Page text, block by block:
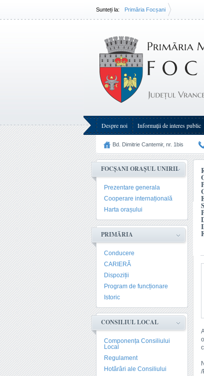
Sunteți la: Primăria Focșani
Despre noi Informații de interes public
Bd. Dimitrie Cantemir, nr. 1bis
FOCȘANI ORAȘUL UNIRII
Prezentare generala
Cooperare internațională
Harta orașului
PRIMĂRIA
Conducere
CARIERĂ
Dispoziții
Program de funcționare
Istoric
CONSILIUL LOCAL
Componența Consiliului
Local
Regulament
Hotărâri ale Consiliului
/